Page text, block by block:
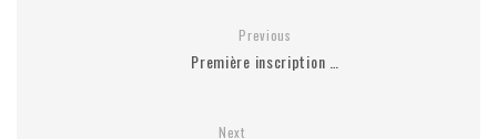
Previous
Première inscription …
Next